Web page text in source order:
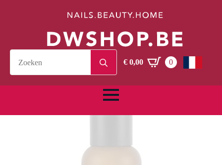
for:€0,00 0